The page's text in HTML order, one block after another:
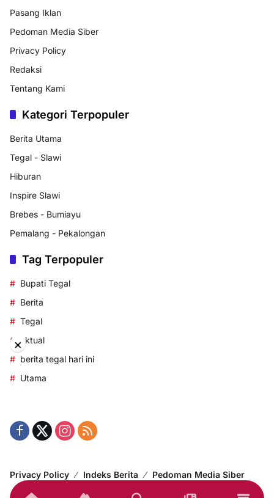
Pasang Iklan
Pedoman Media Siber
Privacy Policy
Redaksi
Tentang Kami
Kategori Terpopuler
Berita Utama
Tegal - Slawi
Hiburan
Inspire Slawi
Brebes - Bumiayu
Pemalang - Pekalongan
Tag Terpopuler
Bupati Tegal
Berita
Tegal
aktual
berita tegal hari ini
Utama
Privacy Policy Indeks Berita Pedoman Media Siber
×